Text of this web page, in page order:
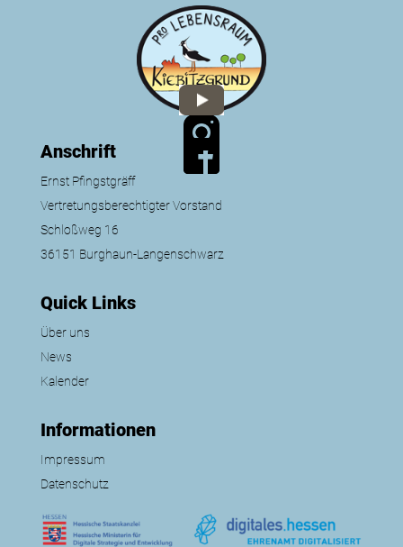
Anschrift
Ernst Pfingstgräff
Vertretungsberechtigter Vorstand
Schloßweg 16
36151 Burghaun-Langenschwarz
Quick Links
Über uns
News
Kalender
Informationen
Impressum
Datenschutz